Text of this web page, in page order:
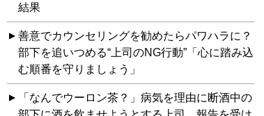
結果
善意でカウンセリングを勧めたらパワハラに？
部下を追いつめる“上司のNG行動”「心に踏み込
む順番を守りましょう」
「なんでウーロン茶？」病気を理由に断酒中の